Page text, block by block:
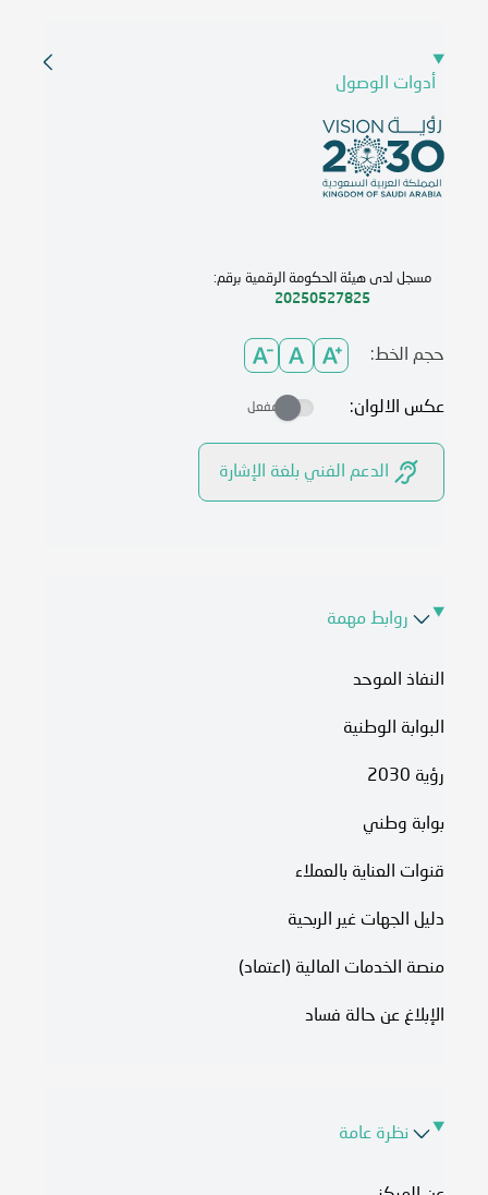
أدوات الوصول
مسجل لدى هيئة الحكومة الرقمية برقم:
20250527825
حجم الخط:
عكس الالوان: مفعل
الدعم الفني بلغة الإشارة
روابط مهمة
النفاذ الموحد
البوابة الوطنية
رؤية 2030
بوابة وطني
قنوات العناية بالعملاء
دليل الجهات غير الربحية
منصة الخدمات المالية (اعتماد)
الإبلاغ عن حالة فساد
نظرة عامة